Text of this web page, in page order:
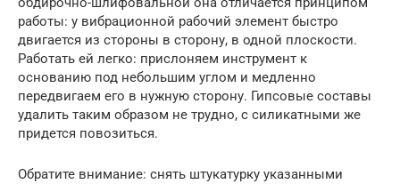
работы: у вибрационной рабочий элемент быстро
двигается из стороны в сторону, в одной плоскости.
Работать ей легко: прислоняем инструмент к
основанию под небольшим углом и медленно
передвигаем его в нужную сторону. Гипсовые составы
удалить таким образом не трудно, с силикатными же
придется повозиться.
Обратите внимание: снять штукатурку указанными